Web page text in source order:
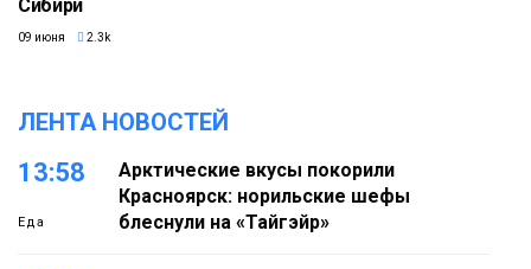
Сибири
09 июня 2.3k
ЛЕНТА НОВОСТЕЙ
13:58
Еда
Арктические вкусы покорили
Красноярск: норильские шефы
блеснули на «Тайгэйр»